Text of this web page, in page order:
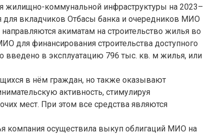
жилищно-коммунальной инфраструктуры на 2023–
для вкладчиков Отбасы банка и очередников МИО
акиматам на строительство жилья во
для финансирования строительства доступного
введено в эксплуатацию 796 тыс. кв. м жилья, или
в нём граждан, но также оказывают
активность, стимулируя
мест. При этом все средства являются
компания осуществила выкуп облигаций МИО на